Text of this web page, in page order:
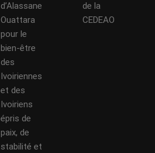
d’Alassane
Ouattara
pour le
bien-être
des
Ivoiriennes
et des
Ivoiriens
épris de
paix, de
stabilité et
de la
CEDEAO